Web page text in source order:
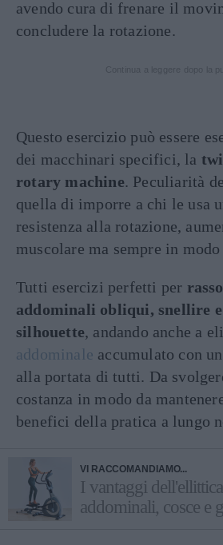
avendo cura di frenare il
concludere la rotazione.
Questo esercizio può essere
dei macchinari specifici, la
rotary machine. Peculiarità
quella di imporre a chi le usa
resistenza alla rotazione,
muscolare ma sempre in
Tutti esercizi perfetti per
addominali obliqui, snellire
silhouette, andando anche a
addominale accumulato con
alla portata di tutti. Da
costanza in modo da
benefici della pratica a lungo
VI RACCOMANDIAMO...
I vantaggi
addominali, cosce e